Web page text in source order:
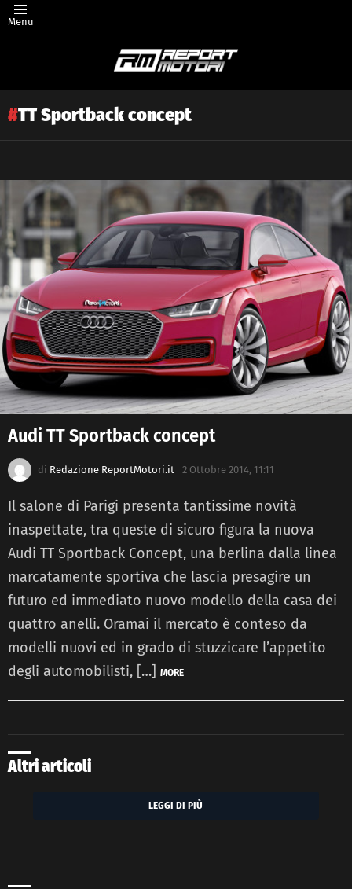
Menu
TT Sportback concept
Latest
story
Audi TT Sportback concept
di Redazione ReportMotori.it 2 Ottobre 2014, 11:11
Il salone di Parigi presenta tantissime novità
inaspettate, tra queste di sicuro figura la nuova
Audi TT Sportback Concept, una berlina dalla linea
marcatamente sportiva che lascia presagire un
futuro ed immediato nuovo modello della casa dei
quattro anelli. Oramai il mercato è conteso da
modelli nuovi ed in grado di stuzzicare l’appetito
degli automobilisti, […] MORE
Altri articoli
LEGGI DI PIÙ